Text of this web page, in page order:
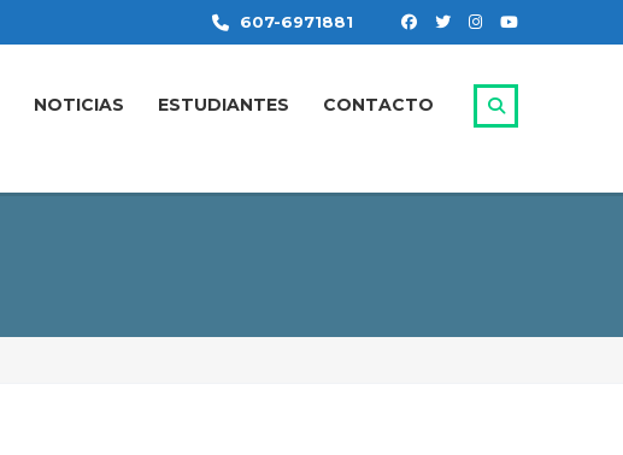
607-6971881
NOTICIAS ESTUDIANTES CONTACTO